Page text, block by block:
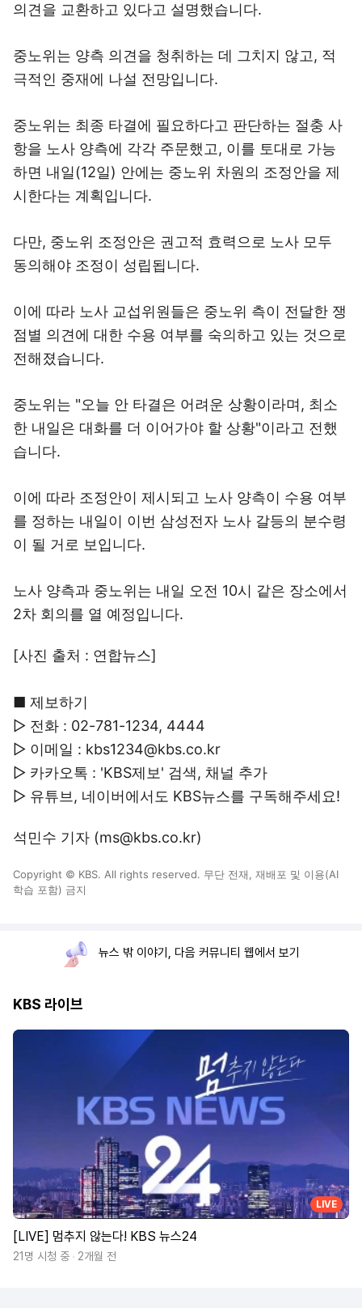
의견을 교환하고 있다고 설명했습니다.
중노위는 양측 의견을 청취하는 데 그치지 않고, 적
극적인 중재에 나설 전망입니다.
중노위는 최종 타결에 필요하다고 판단하는 절충 사
항을 노사 양측에 각각 주문했고, 이를 토대로 가능
하면 내일(12일) 안에는 중노위 차원의 조정안을 제
시한다는 계획입니다.
다만, 중노위 조정안은 권고적 효력으로 노사 모두
동의해야 조정이 성립됩니다.
이에 따라 노사 교섭위원들은 중노위 측이 전달한 쟁
점별 의견에 대한 수용 여부를 숙의하고 있는 것으로
전해졌습니다.
중노위는 "오늘 안 타결은 어려운 상황이라며, 최소
한 내일은 대화를 더 이어가야 할 상황"이라고 전했
습니다.
이에 따라 조정안이 제시되고 노사 양측이 수용 여부
를 정하는 내일이 이번 삼성전자 노사 갈등의 분수령
이 될 거로 보입니다.
노사 양측과 중노위는 내일 오전 10시 같은 장소에서
2차 회의를 열 예정입니다.
[사진 출처 : 연합뉴스]
■ 제보하기
▷ 전화 : 02-781-1234, 4444
▷ 이메일 : kbs1234@kbs.co.kr
▷ 카카오톡 : 'KBS제보' 검색, 채널 추가
▷ 유튜브, 네이버에서도 KBS뉴스를 구독해주세요!
석민수 기자 (ms@kbs.co.kr)
Copyright © KBS. All rights reserved. 무단 전재, 재배포 및 이용(AI
학습 포함) 금지
뉴스 밖 이야기, 다음 커뮤니티 웹에서 보기
KBS 라이브
LIVE
[LIVE] 멈추지 않는다! KBS 뉴스24
21명 시청 중 2개월 전